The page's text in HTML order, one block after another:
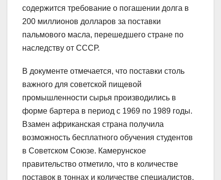
содержится требование о погашении долга в
200 миллионов долларов за поставки
пальмового масла, перешедшего стране по
наследству от СССР.
В документе отмечается, что поставки столь
важного для советской пищевой
промышленности сырья производились в
форме бартера в период с 1969 по 1989 годы.
Взамен африканская страна получила
возможность бесплатного обучения студентов
в Советском Союзе. Камерунское
правительство отметило, что в количестве
поставок в тоннах и количестве специалистов,